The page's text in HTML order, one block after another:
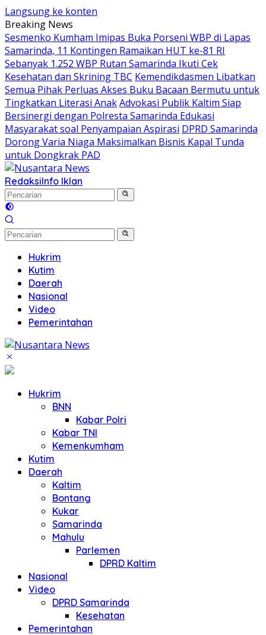
Langsung ke konten
Breaking News
Sesmenko Kumham Imipas Buka Porseni WBP di Lapas
Samarinda, 11 Kontingen Ramaikan HUT ke-81 RI
Sebanyak 1.252 WBP Rutan Samarinda Ikuti Cek
Kesehatan dan Skrining TBC Kemendikdasmen Libatkan
Semua Pihak Perluas Akses Buku Bacaan Bermutu untuk
Tingkatkan Literasi AnakAdvokasi Publik Kaltim Siap
Bersinergi dengan Polresta Samarinda Edukasi
Masyarakat soal Penyampaian Aspirasi DPRD Samarinda
Dorong Varia Niaga Maksimalkan Bisnis Kapal Tunda
untuk Dongkrak PAD
RedaksiInfo Iklan
Hukrim
Kutim
Daerah
Nasional
Video
Pemerintahan
Hukrim
BNN
Kabar Polri
Kabar TNI
Kemenkumham
Kutim
Daerah
Kaltim
Bontang
Kukar
Samarinda
Mahulu
Parlemen
DPRD Kaltim
Nasional
Video
DPRD Samarinda
Kesehatan
Pemerintahan